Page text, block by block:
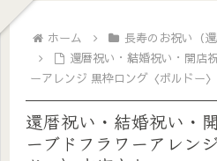
ホーム
長寿のお祝い（
還暦祝い・結婚祝い・開店
ーアレンジ 黒枠ロング〈ボルドー
還暦祝い・結婚祝い・
ーブドフラワーアレン